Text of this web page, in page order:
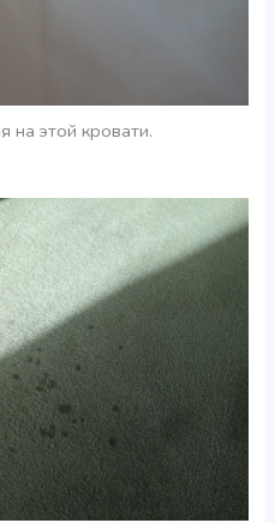
на этой кровати.